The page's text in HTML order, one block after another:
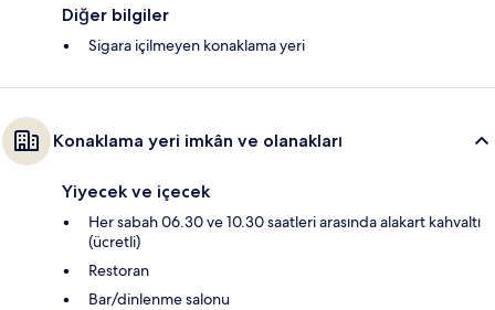
Diğer bilgiler
Sigara içilmeyen konaklama yeri
Konaklama yeri imkân ve olanakları
Yiyecek ve içecek
Her sabah 06.30 ve 10.30 saatleri arasında alakart kahvaltı
(ücretli)
Restoran
Bar/dinlenme salonu